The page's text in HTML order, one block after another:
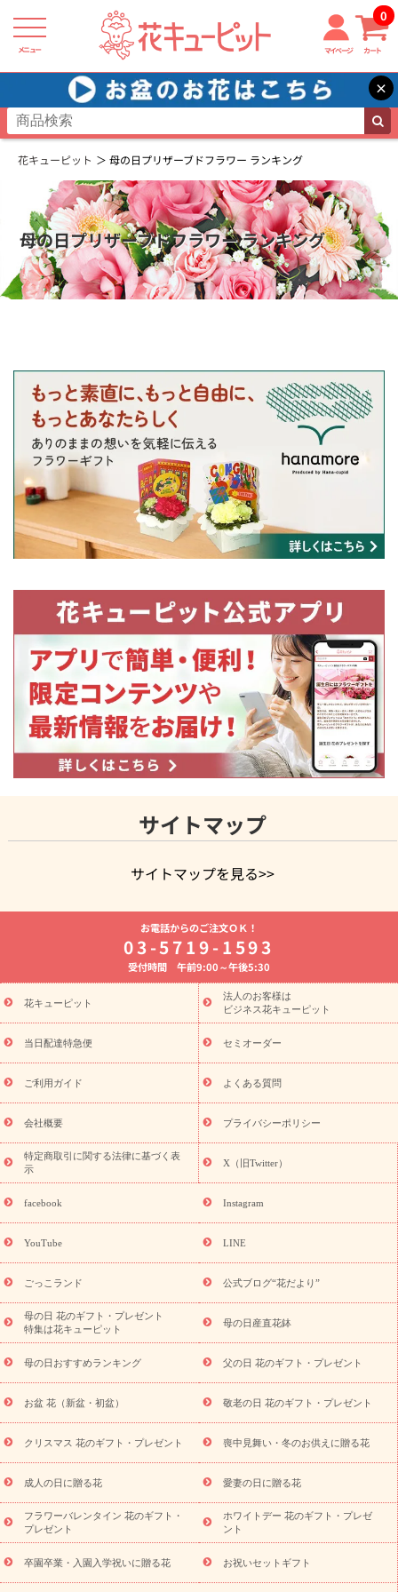
メニュー マイページ カート
0
×
花キューピット 母の日プリザーブドフラワー ランキング
母の日プリザーブドフラワー ランキング
サイトマップ
サイトマップを見る>>
よく贈られる花
お祝いの花特集
誕生日フラワーギフト特集
8月の誕生花(トルコキキョウ)
開店・開業祝い
お供え・お悔やみ お供え・お悔やみの花
通夜・葬儀に贈る花 胡蝶蘭・花鉢
ーブドフラワー
季節のイベント
ひまわり ギフト・プレゼント
特集
お盆 花（新盆・初盆） 季節のイベント
お盆 花（新
盆・初盆）
お盆 花（新盆・初盆）
お盆・お供え 花とセットギ
フト
お盆・お供え プリザーブドフラワー
ひまわり ギフト・プ
レゼント特集
夏の花贈り・お中元・暑中見舞い 花のギフト特集
敬老の日におくる花ギフト・プレゼント特集
花ギフト・プレゼント特集
敬老の日 花のおすすめランキング
敬
老の日 花鉢植えのギフト・プレゼント特集
敬老の日 花とセットギ
フト・プレゼント特集
敬老の日の花 全てのギフト一覧
キャン
ペーン
「きょう誕生日なんです」キャンペーン
探す
誕生日フラワーギフト 誕生日フラワーギフト特集
誕生
日フラワーギフト商品一覧
ユリ トルコキキョウ
誕生花(トルコキキョウ)
9月の誕生花(リンドウ)
誕生日セット
ギフト
「きょう誕生日なんです」キャンペーン
用途から探す お祝いの花特集 当日配達特急便
お祝い商品
一覧
お祝い 新築・引っ越し祝い
結婚記念日
結婚祝い 出産祝い 退院祝い・快気祝い
還暦
祝い・長寿祝い
プチギフト ペットのお祝いフラワー
元・暑中見舞い
敬老の日
お供え
お供え・お悔やみ商品一覧 お供え・お悔やみの花
十九日法要以降に贈る花
通夜・葬儀に贈る花
お供え お花とセッ
お盆（新盆・初盆）
お祝い返し お見舞い
お取り
プリザーブドフラワー
スタイルから探す
アレンジメント
蘭・花鉢
ミディ胡蝶蘭・お祝い ミディ胡蝶蘭・お供え
の青色胡蝶蘭
観葉植物 観葉植物 産直多肉植物
プリザーブ
ドフラワー
お祝い お供え・お悔やみ 花とセットギフト
ミオーダー
プチギフト（hanamore -ハナモア-）
花とみどりの
eギフト
花キューピットのeGfit カラー ピンク
レンジ
レッド お花の種類 バラ ユリ トルコキキョウ 予
お電話からのご注文ＯＫ！
03-5719-1593
受付時間 午前9:00～午後5:30
花キューピット
法人のお客様は
ビジネス花キューピット
当日配達特急便 セミオーダー
ご利用ガイド よくある質問
会社概要 プライバシーポリシー
特定商取引に関する法律に基づく表
示
X（旧Twitter）
facebook Instagram
YouTube LINE
ごっこランド 公式ブログ“花だより”
母の日 花のギフト・プレゼント
特集は花キューピット
母の日産直花鉢
母の日おすすめランキング 父の日 花のギフト・プレゼント
お盆 花（新盆・初盆） 敬老の日 花のギフト・プレゼント
クリスマス 花のギフト・プレゼント 喪中見舞い・冬のお供えに贈る花
成人の日に贈る花 愛妻の日に贈る花
フラワーバレンタイン 花のギフト・
プレゼント
ホワイトデー 花のギフト・プレゼ
ント
卒園卒業・入園入学祝いに贈る花 お祝いセットギフト